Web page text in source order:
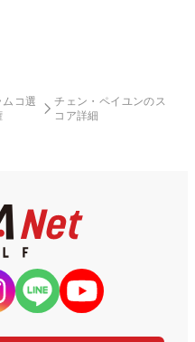
ムコ選
チェン・ペイユンのス
コア詳細